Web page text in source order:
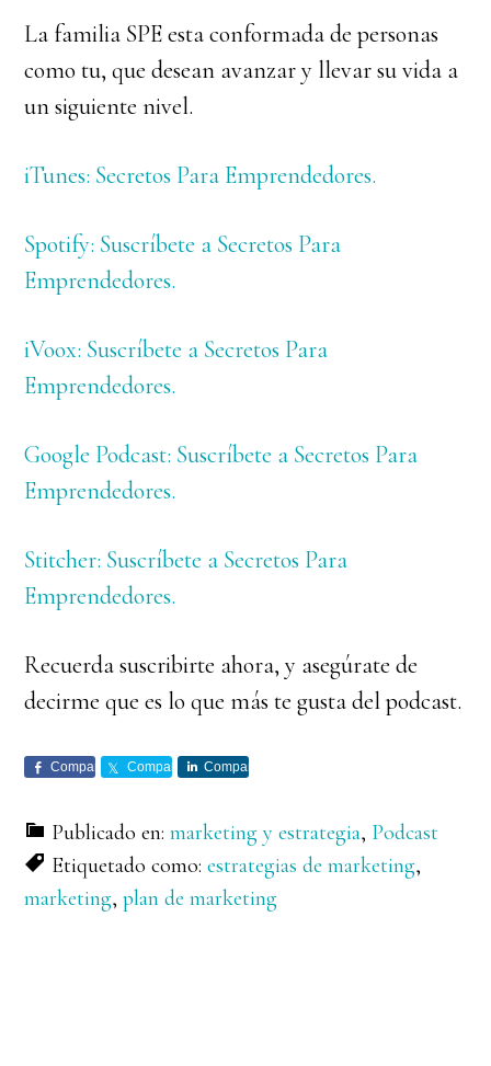
La familia SPE esta conformada de personas
como tu, que desean avanzar y llevar su vida a
un siguiente nivel.
iTunes: Secretos Para Emprendedores.
Spotify: Suscríbete a Secretos Para
Emprendedores.
iVoox: Suscríbete a Secretos Para
Emprendedores.
Google Podcast: Suscríbete a Secretos Para
Emprendedores.
Stitcher: Suscríbete a Secretos Para
Emprendedores.
Recuerda suscribirte ahora, y asegúrate de
decirme que es lo que más te gusta del podcast.
Comparte Comparte Comparte
Publicado en:marketing y estrategia, Podcast
Etiquetado como:estrategias de marketing,
marketing,plan de marketing